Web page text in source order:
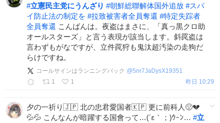
#立憲民主党にうんざり #朝鮮総聯解体国外追放 #スパ
イ防止法の制定を #拉致被害者全員奪還 #特定失踪者
全員奪還 こんばんは。夜盗はまさに、「真っ黒クロ助
オールスターズ」と言う表現が該当します。斜罠盗は
言わずもがなですが、立件罠狩も鬼汰超汚染の走狗だ
らけですね。
コールサインはランニングバック @5nr7JaDysX19351
1
1 昨日 10:29
夕の一祈り🇯🇵 北の忠君愛国者🇰🇵 更に前科人🤢💔
💦💦 こんなんが暗躍する国會って…(´ε｀；)ｳｰﾝ… #立